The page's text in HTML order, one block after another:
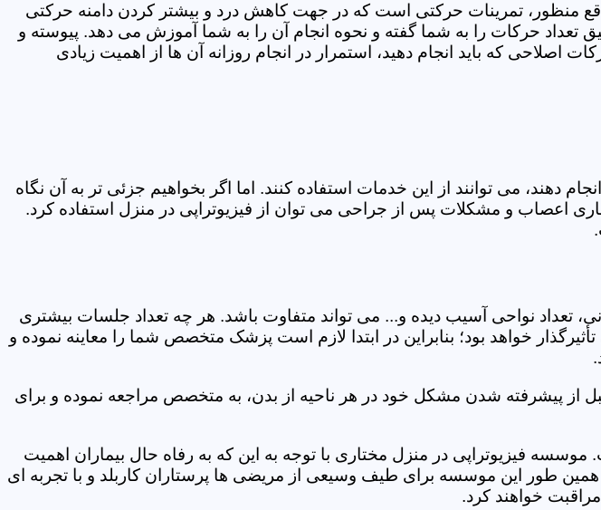
منظور، تمرینات حرکتی است که در جهت کاهش درد و بیشتر کردن دامنه حرکتی
تعداد حرکات را به شما گفته و نحوه انجام آن را به شما آموزش می دهد. پیوسته و
اصلاحی که باید انجام دهید، استمرار در انجام روزانه آن ها از اهمیت زیادی
می توانند از این خدمات استفاده کنند. اما اگر بخواهیم جزئی تر به آن نگاه
اعصاب و مشکلات پس از جراحی می توان از فیزیوتراپی در منزل استفاده کرد.
تعداد نواحی آسیب دیده و... می تواند متفاوت باشد. هر چه تعداد جلسات بیشتری
خواهد بود؛ بنابراین در ابتدا لازم است پزشک متخصص شما را معاینه نموده و
از پیشرفته شدن مشکل خود در هر ناحیه از بدن، به متخصص مراجعه نموده و برای
فیزیوتراپی در منزل مختاری با توجه به این که به رفاه حال بیماران اهمیت
همین طور این موسسه برای طیف وسیعی از مریضی ها پرستاران کاربلد و با تجربه ای
خواهند کرد.